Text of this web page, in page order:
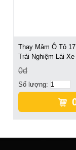
Thay Mâm Ô Tô
Trải Nghiệm Lái
0đ
Số lượng: